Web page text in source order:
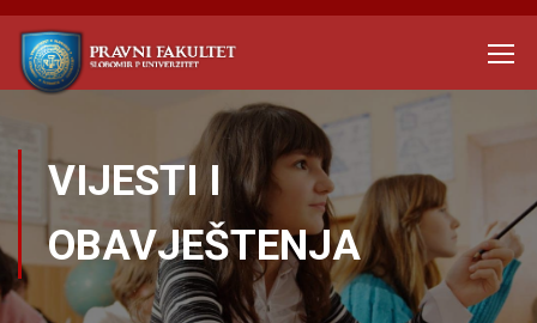
VIJESTI I
OBAVJEŠTENJA